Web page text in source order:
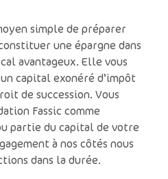
simple de préparer
une épargne dans
avantageux. Elle vous
capital exonéré d’impôt
de succession. Vous
Fassic comme
partie du capital de votre
à nos côtés nous
dans la durée.